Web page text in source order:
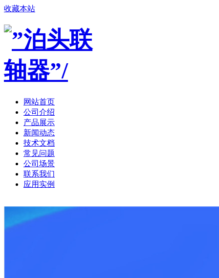
收藏本站
网站首页
公司介绍
产品展示
新闻动态
技术文档
常见问题
公司场景
联系我们
应用实例